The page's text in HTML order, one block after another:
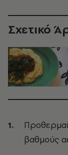
Σχετικό
βαθμούς